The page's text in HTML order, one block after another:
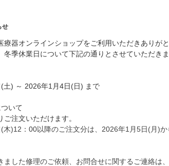
せ
療器オンラインショップをご利用いただきありがと
冬季休業日について下記の通りとさせていただきま
土) ～ 2026年1月4日(日) まで
いて
注文いただけます。
木)12：00以降のご注文分は、2026年1月5日(月)か
ました修理のご依頼、お問合せに関するご連絡は